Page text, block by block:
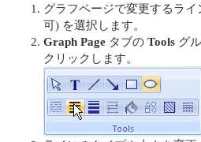
グラフページで変更するラ
可) を選択します。
Graph Page タブの Tools グ
クリックします。